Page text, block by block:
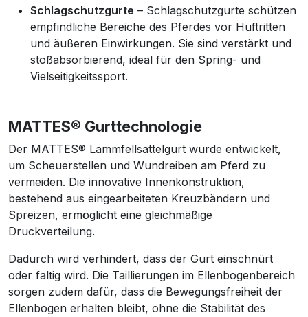
Schlagschutzgurte – Schlagschutzgurte schützen
empfindliche Bereiche des Pferdes vor Huftritten
und äußeren Einwirkungen. Sie sind verstärkt und
stoßabsorbierend, ideal für den Spring- und
Vielseitigkeitssport.
MATTES® Gurttechnologie
Der MATTES® Lammfellsattelgurt wurde entwickelt,
um Scheuerstellen und Wundreiben am Pferd zu
vermeiden. Die innovative Innenkonstruktion,
bestehend aus eingearbeiteten Kreuzbändern und
Spreizen, ermöglicht eine gleichmäßige
Druckverteilung.
Dadurch wird verhindert, dass der Gurt einschnürt
oder faltig wird. Die Taillierungen im Ellenbogenbereich
sorgen zudem dafür, dass die Bewegungsfreiheit der
Ellenbogen erhalten bleibt, ohne die Stabilität des